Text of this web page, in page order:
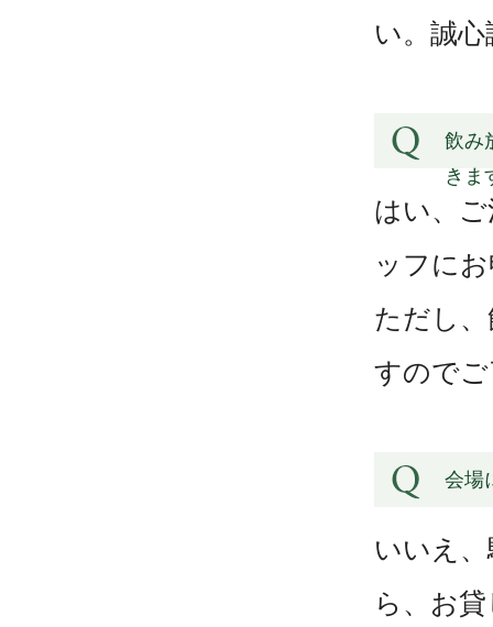
い。誠
飲み
きま
はい、
ッフに
ただし
すので
会場
いいえ
ら、お